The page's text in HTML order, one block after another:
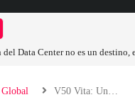
no es un destino, es un
Global V50 Vita: Un…